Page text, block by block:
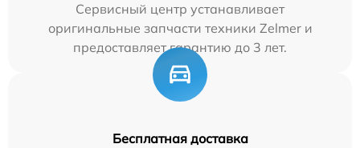
Сервисный центр устанавливает
оригинальные запчасти техники Zelmer и
предоставляет гарантию до 3 лет.
Бесплатная доставка